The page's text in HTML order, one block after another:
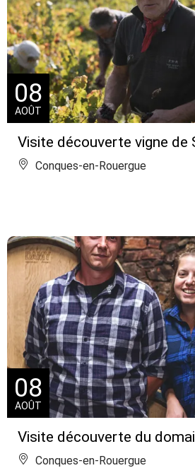
Visite découverte vigne de
08
AOÛT
Conques-en-Rouergue
Visite découverte du
08
AOÛT
Conques-en-Rouergue